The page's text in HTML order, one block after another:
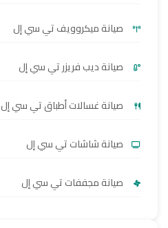
صيانة ميكروويف تي سي إل
صيانة ديب فريزر تي سي إل
صيانة غسالات أطباق تي سي إل
صيانة شاشات تي سي إل
صيانة مجففات تي سي إل